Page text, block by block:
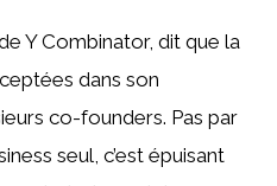
Y Combinator, dit que la
dans son
co-founders. Pas par
seul, c’est épuisant